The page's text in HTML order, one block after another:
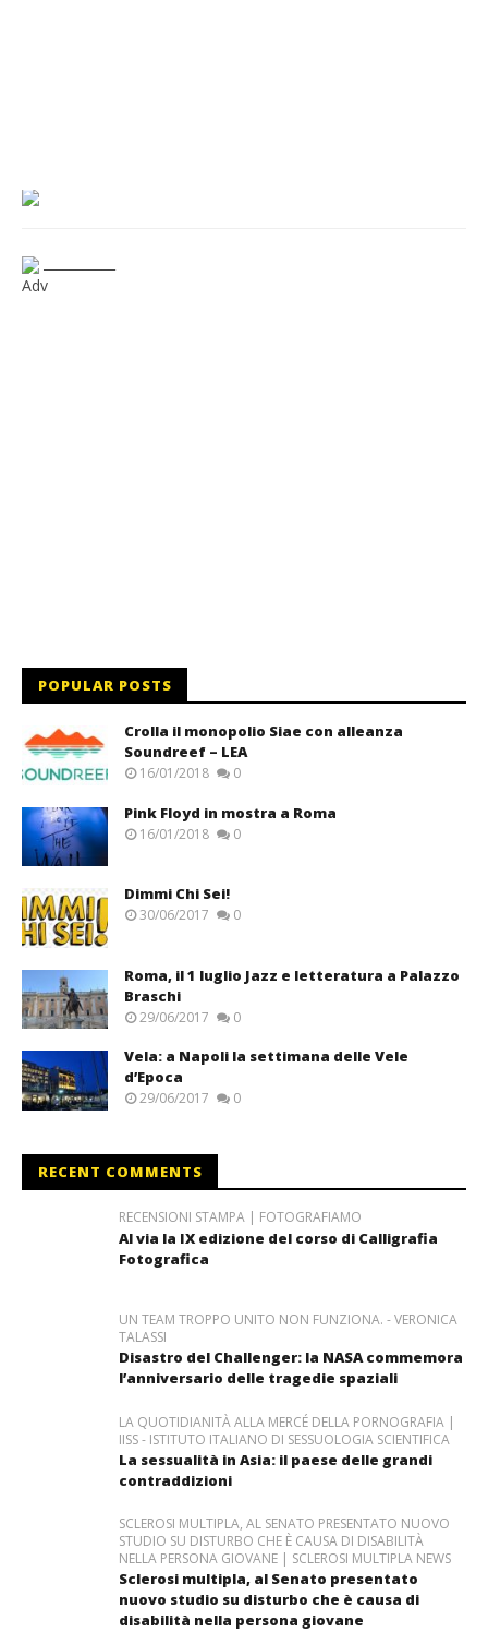
Adv
POPULAR POSTS
Crolla il monopolio Siae con alleanza
Soundreef – LEA
16/01/2018 0
Pink Floyd in mostra a Roma
16/01/2018 0
Dimmi Chi Sei!
30/06/2017 0
Roma, il 1 luglio Jazz e letteratura a Palazzo
Braschi
29/06/2017 0
Vela: a Napoli la settimana delle Vele
d’Epoca
29/06/2017 0
RECENT COMMENTS
RECENSIONI STAMPA | FOTOGRAFIAMO
Al via la IX edizione del corso di Calligrafia
Fotografica
UN TEAM TROPPO UNITO NON FUNZIONA. - VERONICA
TALASSI
Disastro del Challenger: la NASA commemora
l’anniversario delle tragedie spaziali
LA QUOTIDIANITÀ ALLA MERCÉ DELLA PORNOGRAFIA |
IISS - ISTITUTO ITALIANO DI SESSUOLOGIA SCIENTIFICA
La sessualità in Asia: il paese delle grandi
contraddizioni
SCLEROSI MULTIPLA, AL SENATO PRESENTATO NUOVO
STUDIO SU DISTURBO CHE È CAUSA DI DISABILITÀ
NELLA PERSONA GIOVANE | SCLEROSI MULTIPLA NEWS
Sclerosi multipla, al Senato presentato
nuovo studio su disturbo che è causa di
disabilità nella persona giovane